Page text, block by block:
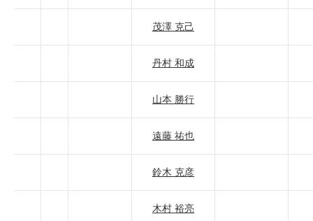
茂澤 克己
丹村 和成
山本 勝行
遠藤 祐也
鈴木 克彦
木村 裕亮